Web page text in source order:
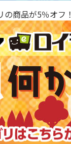
商品が5％オフ！